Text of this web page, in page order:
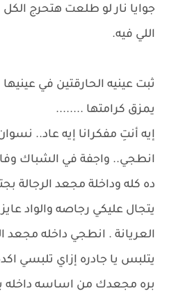
جوايا نار لو طلعت هتحرج
اللي فيه.
ثبت عينيه الحارقتين في
يمزق كرامتها ........
إيه أنتِ مفكرانا إيه عاد..
انطجي.. واجفة في الشباك
ده كله وداخلة مجعد الرجالة
يتجال عليكي رجاصه والواد
العريانة . انطجي داخله مجعد
يتلبس يا جادره إزاي تلبسي
بره مجعدك من اساسه داخله